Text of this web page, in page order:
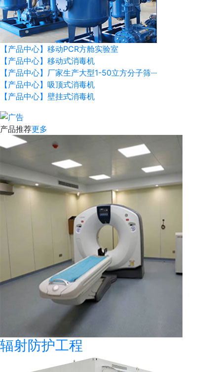
【产品中心】移动PCR方舱实验室
【产品中心】移动式消毒机
【产品中心】厂家生产大型1-50立方分子筛···
【产品中心】吸顶式消毒机
【产品中心】壁挂式消毒机
产品推荐更多
辐射防护工程